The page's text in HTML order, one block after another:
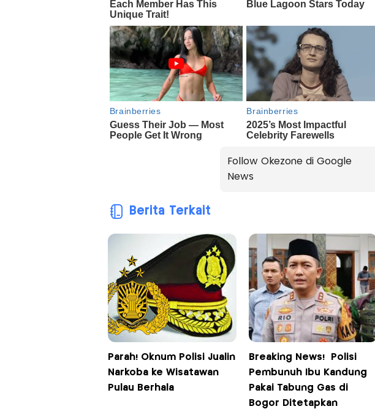
Follow Okezone di Google
News
Berita Terkait
Parah! Oknum Polisi Jualin
Narkoba ke Wisatawan
Pulau Berhala
Breaking News! Polisi
Pembunuh Ibu Kandung
Pakai Tabung Gas di
Bogor Ditetapkan